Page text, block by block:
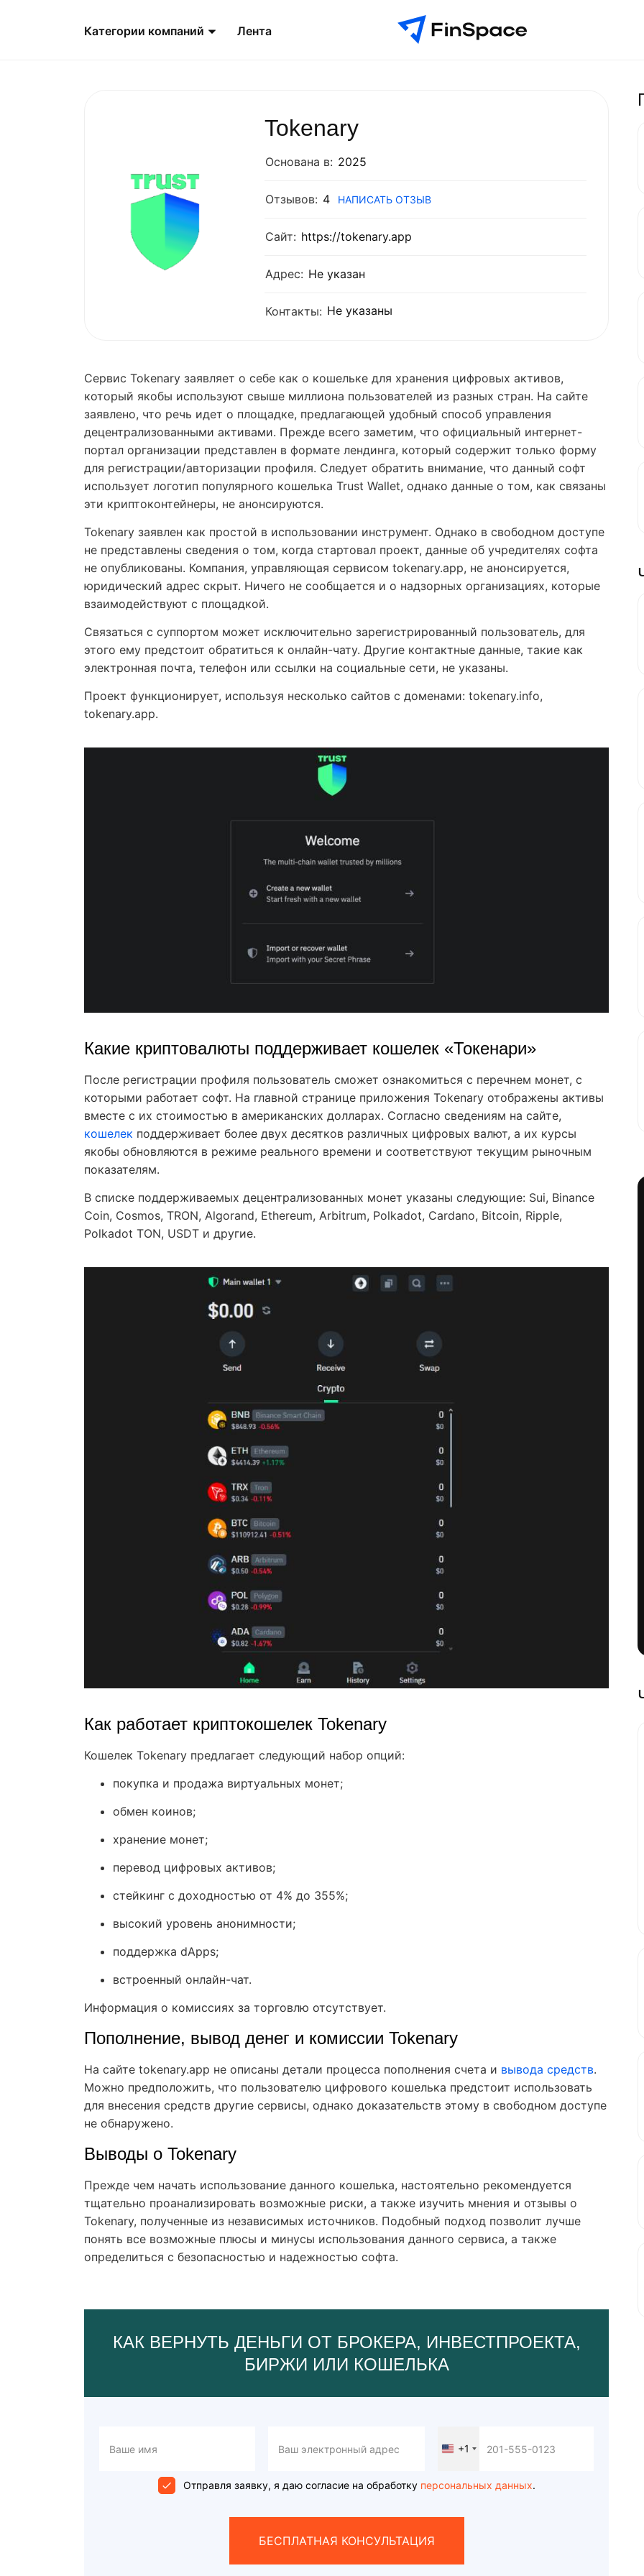
Категории компаний Лента
Tokenary
Основана в: 2025
Отзывов: 4 НАПИСАТЬ ОТЗЫВ
Сайт: https://tokenary.app
Адрес: Не указан
Контакты: Не указаны
Сервис Tokenary заявляет о себе как о кошельке для хранения цифровых активов,
который якобы используют свыше миллиона пользователей из разных стран. На сайте
заявлено, что речь идет о площадке, предлагающей удобный способ управления
децентрализованными активами. Прежде всего заметим, что официальный интернет-
портал организации представлен в формате лендинга, который содержит только форму
для регистрации/авторизации профиля. Следует обратить внимание, что данный софт
использует логотип популярного кошелька Trust Wallet, однако данные о том, как связаны
эти криптоконтейнеры, не анонсируются.
Tokenary заявлен как простой в использовании инструмент. Однако в свободном доступе
не представлены сведения о том, когда стартовал проект, данные об учредителях софта
не опубликованы. Компания, управляющая сервисом tokenary.app, не анонсируется,
юридический адрес скрыт. Ничего не сообщается и о надзорных организациях, которые
взаимодействуют с площадкой.
Связаться с суппортом может исключительно зарегистрированный пользователь, для
этого ему предстоит обратиться к онлайн-чату. Другие контактные данные, такие как
электронная почта, телефон или ссылки на социальные сети, не указаны.
Проект функционирует, используя несколько сайтов с доменами: tokenary.info,
tokenary.app.
Какие криптовалюты поддерживает кошелек «Токенари»
После регистрации профиля пользователь сможет ознакомиться с перечнем монет, с
которыми работает софт. На главной странице приложения Tokenary отображены активы
вместе с их стоимостью в американских долларах. Согласно сведениям на сайте,
кошелек поддерживает более двух десятков различных цифровых валют, а их курсы
якобы обновляются в режиме реального времени и соответствуют текущим рыночным
показателям.
В списке поддерживаемых децентрализованных монет указаны следующие: Sui, Binance
Coin, Cosmos, TRON, Algorand, Ethereum, Arbitrum, Polkadot, Cardano, Bitcoin, Ripple,
Polkadot TON, USDT и другие.
Как работает криптокошелек Tokenary
Кошелек Tokenary предлагает следующий набор опций:
покупка и продажа виртуальных монет;
обмен коинов;
хранение монет;
перевод цифровых активов;
стейкинг с доходностью от 4% до 355%;
высокий уровень анонимности;
поддержка dApps;
встроенный онлайн-чат.
Информация о комиссиях за торговлю отсутствует.
Пополнение, вывод денег и комиссии Tokenary
На сайте tokenary.app не описаны детали процесса пополнения счета и вывода средств.
Можно предположить, что пользователю цифрового кошелька предстоит использовать
для внесения средств другие сервисы, однако доказательств этому в свободном доступе
не обнаружено.
Выводы о Tokenary
Прежде чем начать использование данного кошелька, настоятельно рекомендуется
тщательно проанализировать возможные риски, а также изучить мнения и отзывы о
Tokenary, полученные из независимых источников. Подобный подход позволит лучше
понять все возможные плюсы и минусы использования данного сервиса, а также
определиться с безопасностью и надежностью софта.
КАК ВЕРНУТЬ ДЕНЬГИ ОТ БРОКЕРА, ИНВЕСТПРОЕКТА,
БИРЖИ ИЛИ КОШЕЛЬКА
United
+1
+1
Отправля заявку, я даю согласие на обработкуперсональных данных.
БЕСПЛАТНАЯ КОНСУЛЬТАЦИЯ